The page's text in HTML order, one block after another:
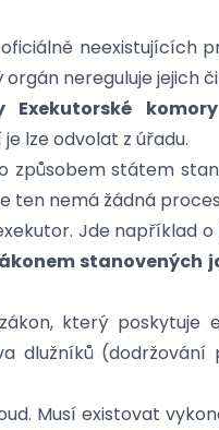
neexistujících
nereguluje jejich
lze odvolat z úřadu.
státem
ten nemá žádná
Jde například o
stanovených
který poskytuje
dlužníků (dodržování
Musí existovat